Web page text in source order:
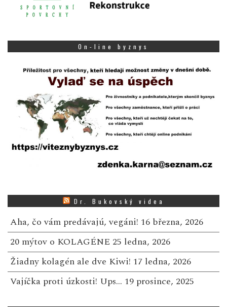
On-line byznys
Dr. Bukovský videa
Aha, čo vám predávajú, vegáni! 16 března, 2026
20 mýtov o KOLAGÉNE 25 ledna, 2026
Žiadny kolagén ale dve Kiwi! 17 ledna, 2026
Vajíčka proti úzkosti! Ups… 19 prosince, 2025